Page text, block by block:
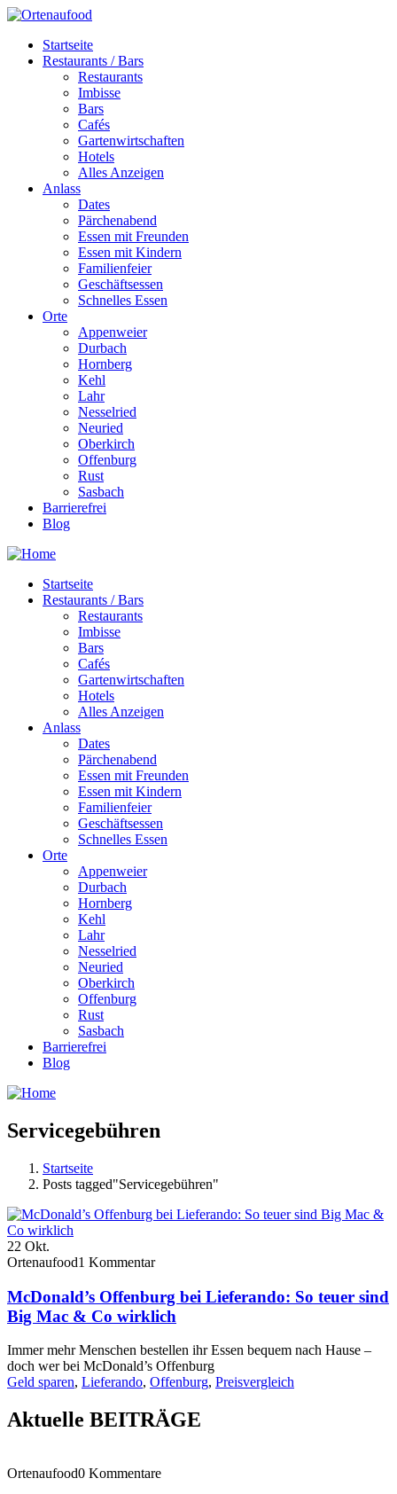
Startseite
Restaurants / Bars
Restaurants
Imbisse
Bars
Cafés
Gartenwirtschaften
Hotels
Alles Anzeigen
Anlass
Dates
Pärchenabend
Essen mit Freunden
Essen mit Kindern
Familienfeier
Geschäftsessen
Schnelles Essen
Orte
Appenweier
Durbach
Hornberg
Kehl
Lahr
Nesselried
Neuried
Oberkirch
Offenburg
Rust
Sasbach
Barrierefrei
Blog
Startseite
Restaurants / Bars
Restaurants
Imbisse
Bars
Cafés
Gartenwirtschaften
Hotels
Alles Anzeigen
Anlass
Dates
Pärchenabend
Essen mit Freunden
Essen mit Kindern
Familienfeier
Geschäftsessen
Schnelles Essen
Orte
Appenweier
Durbach
Hornberg
Kehl
Lahr
Nesselried
Neuried
Oberkirch
Offenburg
Rust
Sasbach
Barrierefrei
Blog
Servicegebühren
Startseite
Posts tagged"Servicegebühren"
22 Okt.
Ortenaufood1 Kommentar
McDonald’s Offenburg bei Lieferando: So teuer sind
Big Mac & Co wirklich
Immer mehr Menschen bestellen ihr Essen bequem nach Hause –
doch wer bei McDonald’s Offenburg
Geld sparen, Lieferando, Offenburg, Preisvergleich
Aktuelle BEITRÄGE
Ortenaufood0 Kommentare